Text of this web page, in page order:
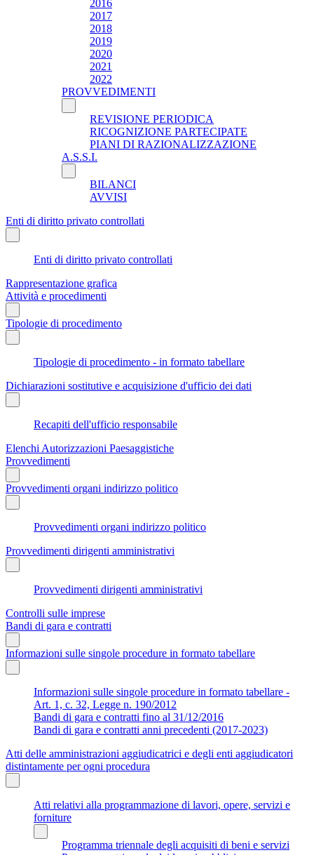
2016
2017
2018
2019
2020
2021
2022
PROVVEDIMENTI
REVISIONE PERIODICA
RICOGNIZIONE PARTECIPATE
PIANI DI RAZIONALIZZAZIONE
A.S.S.I.
BILANCI
AVVISI
Enti di diritto privato controllati
Enti di diritto privato controllati
Rappresentazione grafica
Attività e procedimenti
Tipologie di procedimento
Tipologie di procedimento - in formato tabellare
Dichiarazioni sostitutive e acquisizione d'ufficio dei dati
Recapiti dell'ufficio responsabile
Elenchi Autorizzazioni Paesaggistiche
Provvedimenti
Provvedimenti organi indirizzo politico
Provvedimenti organi indirizzo politico
Provvedimenti dirigenti amministrativi
Provvedimenti dirigenti amministrativi
Controlli sulle imprese
Bandi di gara e contratti
Informazioni sulle singole procedure in formato tabellare
Informazioni sulle singole procedure in formato tabellare -
Art. 1, c. 32, Legge n. 190/2012
Bandi di gara e contratti fino al 31/12/2016
Bandi di gara e contratti anni precedenti (2017-2023)
Atti delle amministrazioni aggiudicatrici e degli enti aggiudicatori
distintamente per ogni procedura
Atti relativi alla programmazione di lavori, opere, servizi e
forniture
Programma triennale degli acquisiti di beni e servizi